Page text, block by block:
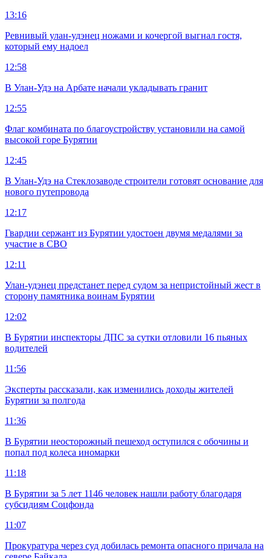
13:16
Ревнивый улан-удэнец ножами и кочергой выгнал гостя,
который ему надоел
12:58
В Улан-Удэ на Арбате начали укладывать гранит
12:55
Флаг комбината по благоустройству установили на самой
высокой горе Бурятии
12:45
В Улан-Удэ на Стеклозаводе строители готовят основание для
нового путепровода
12:17
Гвардии сержант из Бурятии удостоен двумя медалями за
участие в СВО
12:11
Улан-удэнец предстанет перед судом за непристойный жест в
сторону памятника воинам Бурятии
12:02
В Бурятии инспекторы ДПС за сутки отловили 16 пьяных
водителей
11:56
Эксперты рассказали, как изменились доходы жителей
Бурятии за полгода
11:36
В Бурятии неосторожный пешеход оступился с обочины и
попал под колеса иномарки
11:18
В Бурятии за 5 лет 1146 человек нашли работу благодаря
субсидиям Соцфонда
11:07
Прокуратура через суд добилась ремонта опасного причала на